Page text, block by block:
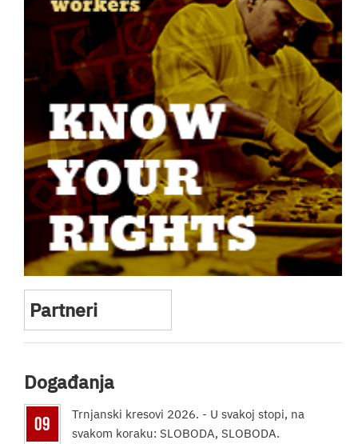
Partneri
Događanja
09
Trnjanski kresovi 2026. - U svakoj stopi, na
svakom koraku: SLOBODA, SLOBODA.